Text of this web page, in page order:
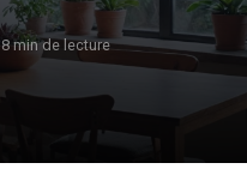
8 min de lecture